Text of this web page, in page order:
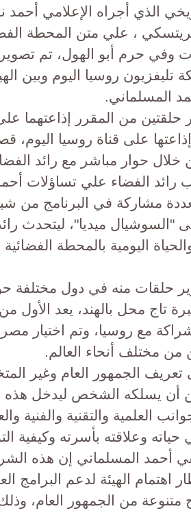
الذي أجراه الإعلامي أحمد
، علي متن المحطة
وفي حرم أبو الهول، تم
تليفزيون روسيا اليوم وبين
المسلماني.
إذاعتها على قناة روسيا
من خلال حوار مباشر مع رائد
رائد الفضاء علي تساؤلات
مشاركة في البرنامج من
"السوشيال ميديا"، ليتحدث
اليومية بالمحطة
حلقات منه في دول مختلفة
تاج محل بالهند، يعد
مع روسيا، وتم اختيار
من مختلف أنحاء العالم.
تعريف الجمهور العام وغير
أن يسلكه الشخص ليدخل هذه
العلمية والتقنية والفنية
حياته وعلاقته بأسرته وكيفية
أحمد المسلماني إن هذه
اهتمام الهيئة لدعم البرامج
متنوعة من الجمهور العام،